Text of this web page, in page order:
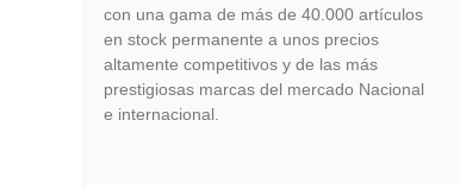
con una gama de más de 40.000 artículos
en stock permanente a unos precios
altamente competitivos y de las más
prestigiosas marcas del mercado Nacional
e internacional.